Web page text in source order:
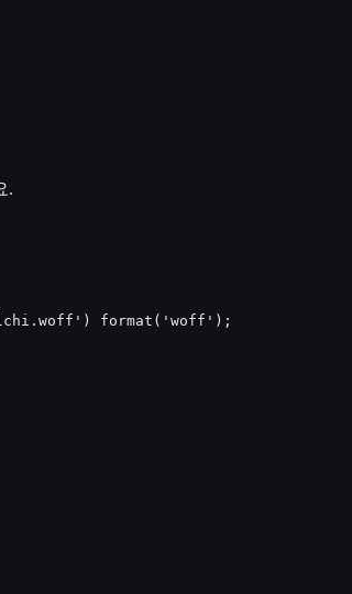
.
format('woff');